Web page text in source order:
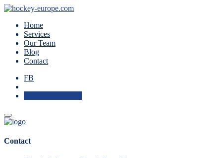
Home
Services
Our Team
Blog
Contact
FB
Contact